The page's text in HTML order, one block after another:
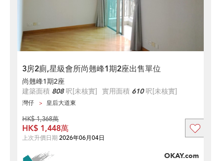
3房2廁,星級會所尚翹峰1期2座出售單位
尚翹峰1期2座
建築面積 808呎[未核實] 實用面積 610呎[未核實]
灣仔 皇后大道東
OKAY.com
HK$ 1,368萬
HK$ 1,448萬
上次升價日期 2026年06月04日